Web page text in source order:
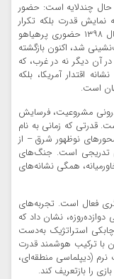
چندلایه است: حضور
نمایش قدرت بلکه تکرار
یک سنت فرسوده است. «آبراهام لینکلن» که در سال ۱۳۹۸ حضوری پرهیاهو
شد، اکنون بازگشته
آن دیگر نه در غرب، که
اقتدار آمریکا، بلکه
است.
مشروعیت، فرسایش
قدرتی که زمانی به نام
نوظهور شرق – از
تدریجی است. جنگ‌های
همگی نشانه‌های
فعال است. تجربه‌های
نشان داد که
استراتژیک به‌دست
با ترکیب هوشمند قدرت
(دیپلماسی منطقه‌ای،
را بازتعریف کند.